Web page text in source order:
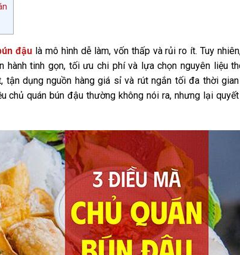
đậu là mô hình dễ làm, vốn thấp và rủi ro ít. Tuy
tinh gọn, tối ưu chi phí và lựa chọn nguyên liệu
dụng nguồn hàng giá sỉ và rút ngắn tối đa thời
chủ quán bún đậu thường không nói ra, nhưng lại